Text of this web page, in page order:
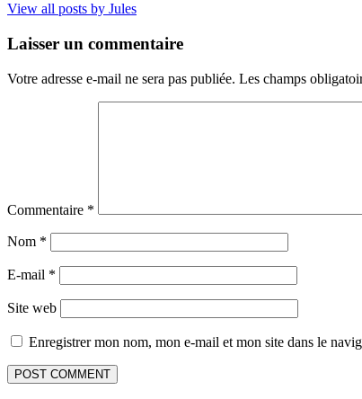
View all posts by Jules
Laisser un commentaire
Votre adresse e-mail ne sera pas publiée. Les champs
Commentaire *
Nom *
E-mail *
Site web
Enregistrer mon nom, mon e-mail et mon site dans le